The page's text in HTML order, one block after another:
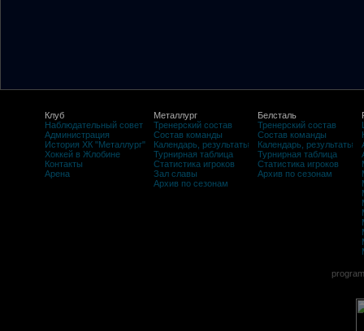
Клуб
Наблюдательный совет
Администрация
История ХК "Металлург"
Хоккей в Жлобине
Контакты
Арена
Металлург
Тренерский состав
Состав команды
Календарь, результаты
Турнирная таблица
Статистика игроков
Зал славы
Архив по сезонам
Белсталь
Тренерский состав
Состав команды
Календарь, результаты
Турнирная таблица
Статистика игроков
Архив по сезонам